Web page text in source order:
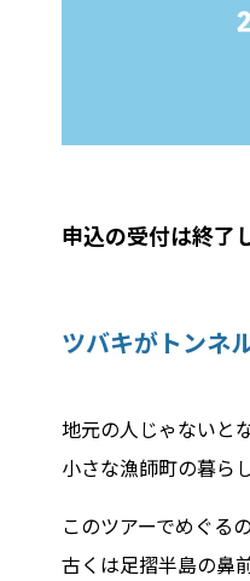
申込の受付は終了
ツバキがトンネ
地元の人じゃないと
小さな漁師町の暮ら
このツアーでめぐる
古くは足摺半島の鼻